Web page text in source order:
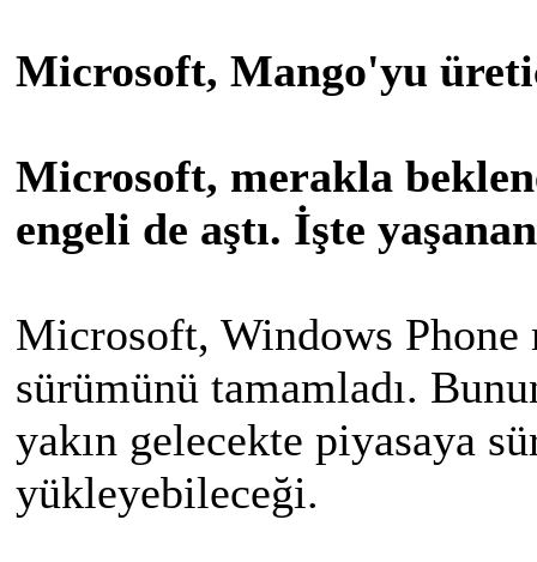
Microsoft, Mango'yu
Microsoft, merakla
engeli de aştı. İşte
Microsoft, Windows
sürümünü tamamladı.
yakın gelecekte piyasaya
yükleyebileceği.